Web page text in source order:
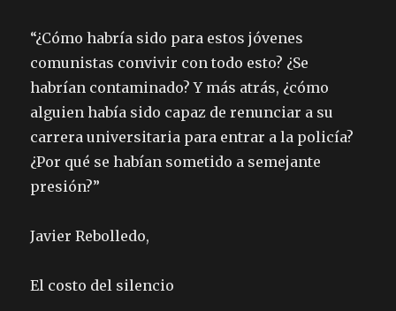
“¿Cómo habría sido para estos jóvenes
comunistas convivir con todo esto? ¿Se
habrían contaminado? Y más atrás, ¿cómo
alguien había sido capaz de renunciar a su
carrera universitaria para entrar a la policía?
¿Por qué se habían sometido a semejante
presión?”
Javier Rebolledo,
El costo del silencio